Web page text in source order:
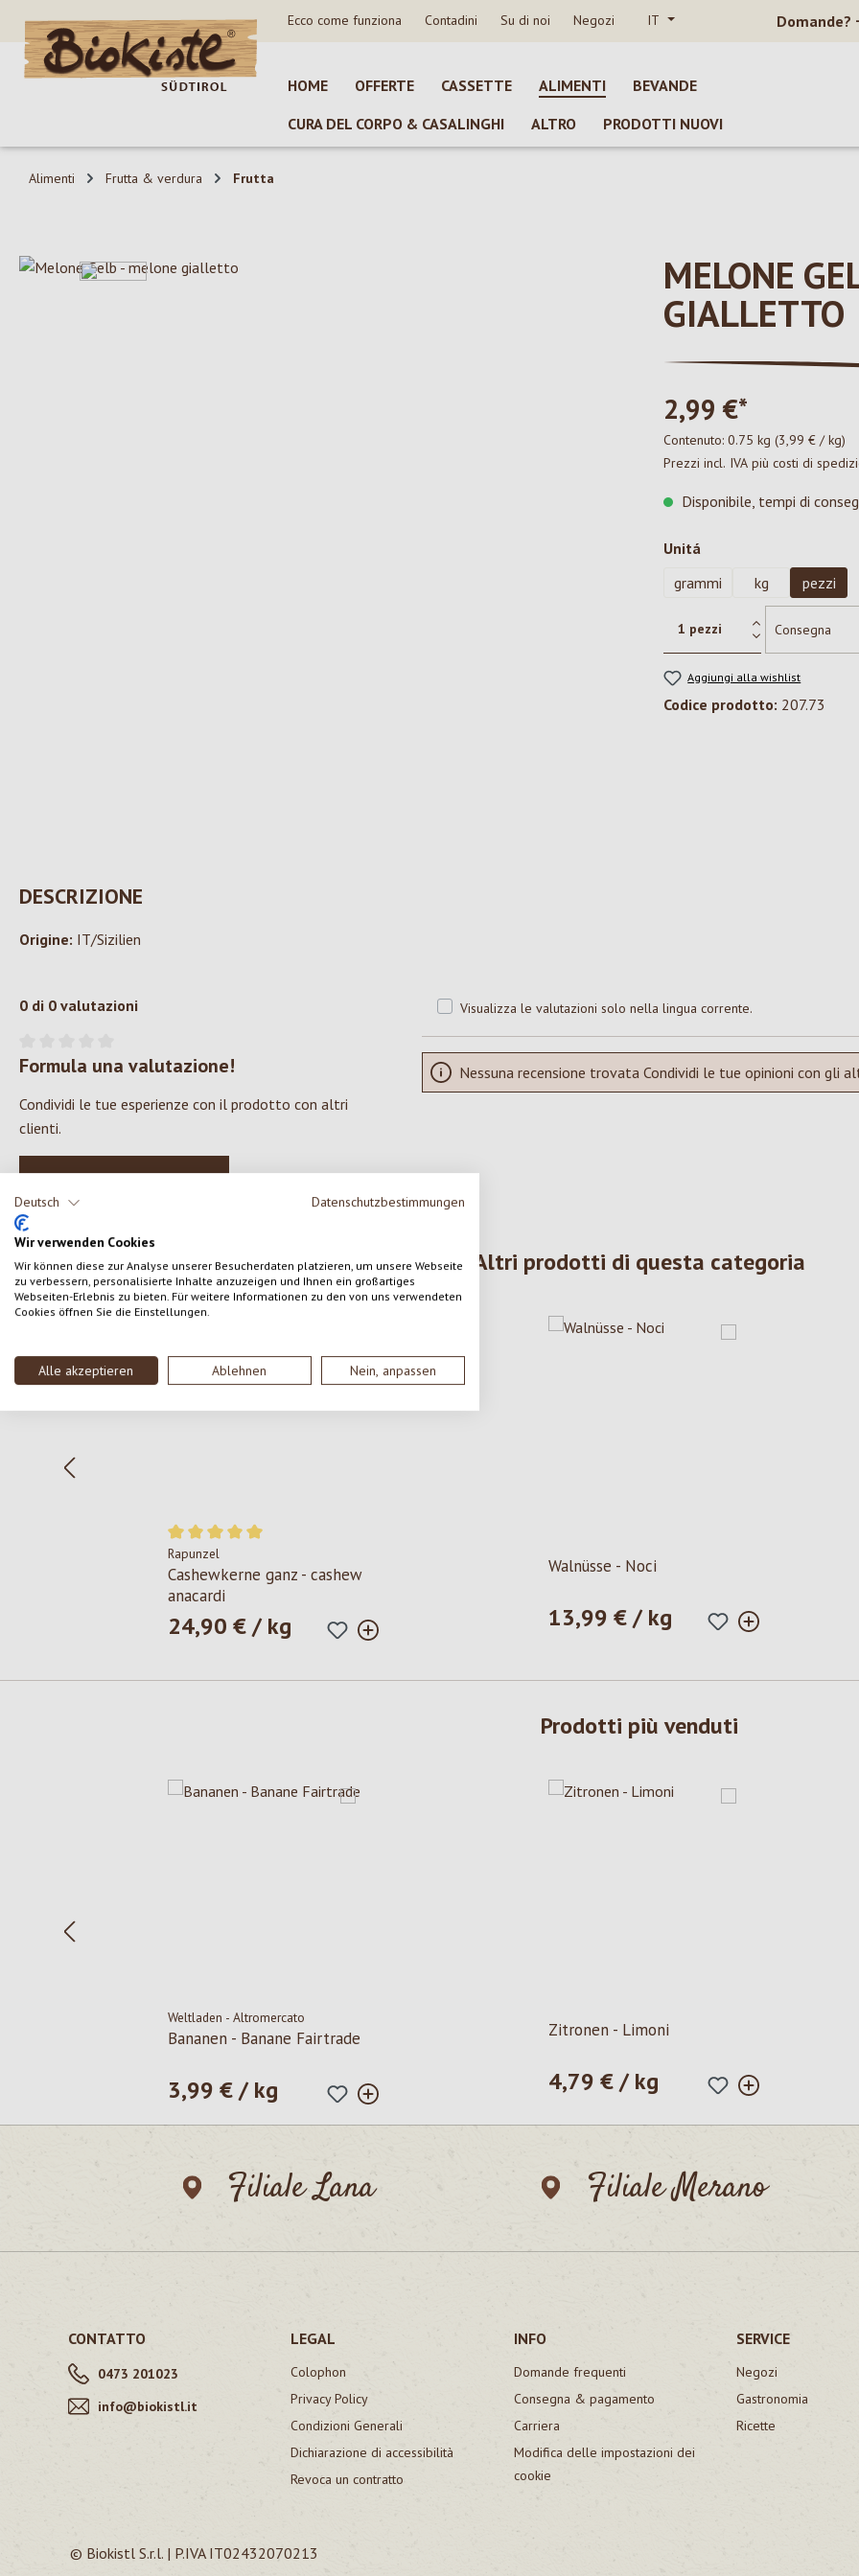
Deutsch Datenschutzbestimmungen
Wir verwenden Cookies
Wir können diese zur Analyse unserer Besucherdaten platzieren, um unsere Webseite
zu verbessern, personalisierte Inhalte anzuzeigen und Ihnen ein großartiges
Webseiten-Erlebnis zu bieten. Für weitere Informationen zu den von uns verwendeten
Cookies öffnen Sie die Einstellungen.
Alle akzeptieren Ablehnen Nein, anpassen
al contenuto principale
Salta alla ricerca
Passa alla navigazione principale Ecco come funziona Contadini Su di noi Negozi IT Domande?
HOME OFFERTE CASSETTE ALIMENTI
BEVANDE
CURA DEL CORPO & CASALINGHI
ALTRO PRODOTTI NUOVI
Alimenti Frutta & verdura Frutta
Salta la galleria di immagini MELONE
GIALLETTO
2,99 €*
Contenuto: 0.75 kg (3,99 € / kg)
Prezzi incl. IVA più costi di
Disponibile, tempi di
Seleziona
Unitá
grammi
kg pezzi
Aggiungi alla wishlist
Codice prodotto: 207.73
DESCRIZIONE
Origine: IT/Sizilien
0 di 0 valutazioni
Valutazione media di 0 su 5 stelle
Formula una valutazione!
Condividi le tue esperienze con il prodotto con altri
clienti.
SCRIVERE UNA RECENSIONE
Visualizza le valutazioni solo nella lingua corrente.
Nessuna recensione trovata Condividi le tue opinioni con gli
Altri prodotti di questa categoria
Salta la galleria dei prodotti
Valutazione media di 5 su 5 stelle
Rapunzel
Cashewkerne ganz - cashew
anacardi
Prezzo normale:
24,90 € / kg
Walnüsse - Noci
Prezzo normale:
13,99 € / kg
Prodotti più venduti
Weltladen - Altromercato
Bananen - Banane Fairtrade
Prezzo normale:
3,99 € / kg
Zitronen - Limoni
Prezzo normale:
4,79 € / kg
Filiale Lana Filiale Merano
CONTATTO
0473 201023
info@biokistl.it
LEGAL
Colophon
Privacy Policy
Condizioni Generali
Dichiarazione di accessibilità
Revoca un contratto
INFO
Domande frequenti
Consegna & pagamento
Carriera
Modifica delle impostazioni dei
cookie
SERVICE
Negozi
Gastronomia
Ricette
© Biokistl S.r.l. | P.IVA IT02432070213